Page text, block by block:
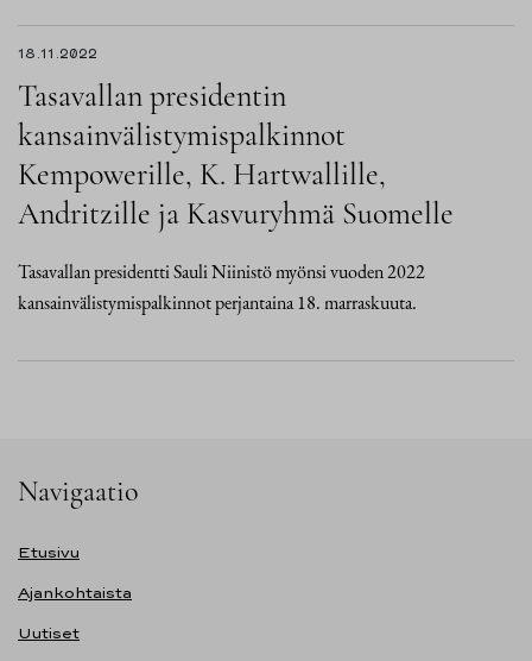
18.11.2022
Tasavallan presidentin
kansainvälistymispalkinnot
Kempowerille, K. Hartwallille,
Andritzille ja Kasvuryhmä Suomelle
Tasavallan presidentti Sauli Niinistö myönsi vuoden 2022
kansainvälistymispalkinnot perjantaina 18. marraskuuta.
Navigaatio
Etusivu
Ajankohtaista
Uutiset